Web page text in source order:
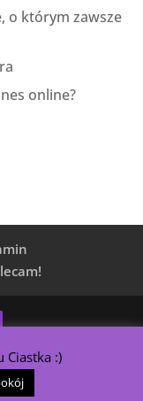
o którym zawsze
online?
| Realizacja:
Ciastka :)